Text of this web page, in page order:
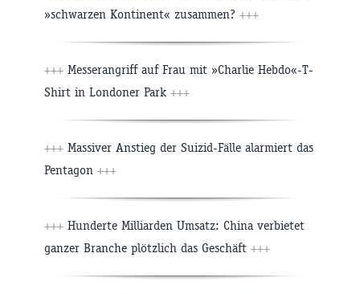
»schwarzen Kontinent« zusammen? +++
+++ Messerangriff auf Frau mit »Charlie Hebdo«-T-
Shirt in Londoner Park +++
+++ Massiver Anstieg der Suizid-Fälle alarmiert das
Pentagon +++
+++ Hunderte Milliarden Umsatz: China verbietet
ganzer Branche plötzlich das Geschäft +++